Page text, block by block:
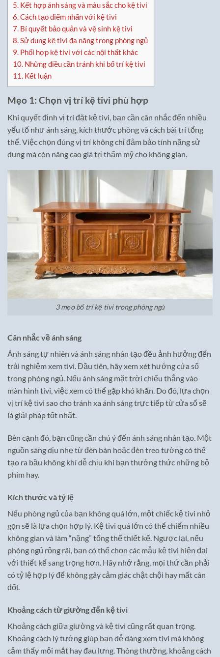
5. Kết hợp ánh sáng và màu sắc cho kệ tivi
6.Cách tạo điểm nhấn với kệ tivi
7. Bí quyết bảo quản và vệ sinh kệ tivi
8.Sử dụng kệ tivi đa năng trong phòng ngủ
9. Phối hợp kệ tivi với các nội thất khác
10. Những điều cần tránh khi bố trí kệ tivi
11. Kết luận
Mẹo 1: Chọn vị trí kệ tivi phù hợp
Khi quyết định vị trí đặt kệ tivi, bạn cần cân nhắc đến nhiều
yếu tố như ánh sáng, kích thước phòng và cách bài trí tổng
thể. Việc chọn đúng vị trí không chỉ đảm bảo tính năng sử
dụng mà còn nâng cao giá trị thẩm mỹ cho không gian.
3 mẹo bố trí kệ tivi trong phòng ngủ
Cân nhắc về ánh sáng
Ánh sáng tự nhiên và ánh sáng nhân tạo đều ảnh hưởng đến
trải nghiệm xem tivi. Đầu tiên, hãy xem xét hướng cửa sổ
trong phòng ngủ. Nếu ánh sáng mặt trời chiếu thẳng vào
màn hình tivi, việc xem có thể gặp khó khăn. Do đó, lựa chọn
vị trí kệ tivi sao cho tránh xa ánh sáng trực tiếp từ cửa sổ sẽ
là giải pháp tốt nhất.
Bên cạnh đó, bạn cũng cần chú ý đến ánh sáng nhân tạo. Một
nguồn sáng dịu nhẹ từ đèn bàn hoặc đèn treo tường có thể
tạo ra bầu không khí dễ chịu khi bạn thưởng thức những bộ
phim hay.
Kích thước và tỷ lệ
Nếu phòng ngủ của bạn không quá lớn, một chiếc kệ tivi nhỏ
gọn sẽ là lựa chọn hợp lý. Kệ tivi quá lớn có thể chiếm nhiều
không gian và làm “nặng” tổng thể thiết kế. Ngược lại, nếu
phòng ngủ rộng rãi, bạn có thể chọn các mẫu kệ tivi hiện đại
với thiết kế sang trọng hơn. Hãy nhớ rằng, mọi thứ cần phải
có tỷ lệ hợp lý để không gây cảm giác chật chội hay mất cân
đối.
Khoảng cách từ giường đến kệ tivi
Khoảng cách giữa giường và kệ tivi cũng rất quan trọng.
Khoảng cách lý tưởng giúp bạn dễ dàng xem tivi mà không
cảm thấy mỏi mắt hay đau lưng. Thông thường, khoảng cách